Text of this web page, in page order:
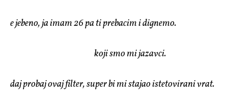
e jebeno, ja imam 26 pa ti prebacim i dignemo.
koji smo mi jazavci.
daj probaj ovaj filter, super bi mi stajao istetovirani vrat.